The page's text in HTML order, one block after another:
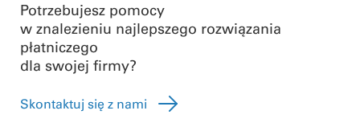
Potrzebujesz pomocy
w znalezieniu najlepszego rozwiązania
płatniczego
dla swojej firmy?
Skontaktuj się z nami